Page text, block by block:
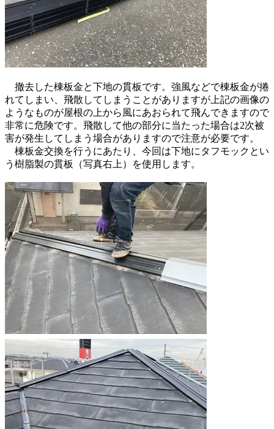
撤去した棟板金と下地の貫板です。強風などで棟板金が捲
れてしまい、飛散してしまうことがありますが上記の画像の
ようなものが屋根の上から風にあおられて飛んできますので
非常に危険です。飛散して他の部分に当たった場合は2次被
害が発生してしまう場合がありますので注意が必要です。
棟板金交換を行うにあたり、今回は下地にタフモックとい
う樹脂製の貫板（写真右上）を使用します。